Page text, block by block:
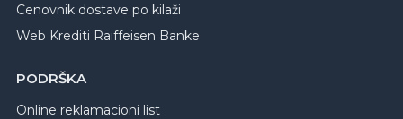
Cenovnik dostave po kilaži
Web Krediti Raiffeisen Banke
PODRŠKA
Online reklamacioni list